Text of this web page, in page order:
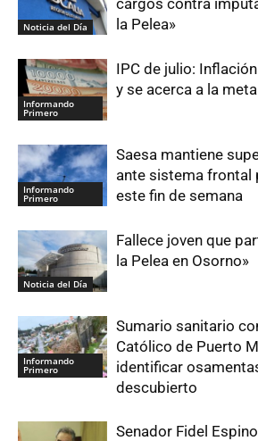
Noticia del Día
la Pelea»
Informando
Primero
IPC de julio:
y se acerca a la
Informando
Primero
Saesa mantiene
ante sistema frontal
este fin de semana
Noticia del Día
Fallece joven que
la Pelea en Osorno»
Informando
Primero
Sumario sanitario
Católico de Puerto
identificar
descubierto
Senador Fidel